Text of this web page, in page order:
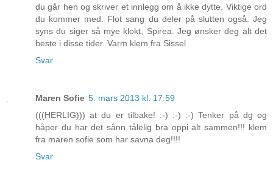
du går hen og skriver et innlegg om å ikke dytte. Viktige ord
du kommer med. Flot sang du deler på slutten også. Jeg
syns du siger så mye klokt, Spirea. Jeg ønsker deg alt det
beste i disse tider. Varm klem fra Sissel
Svar
Maren Sofie 5. mars 2013 kl. 17:59
(((HERLIG))) at du er tilbake! :-) :-) :-) Tenker på dg og
håper du har det sånn tålelig bra oppi alt sammen!!! klem
fra maren sofie som har savna deg!!!!
Svar